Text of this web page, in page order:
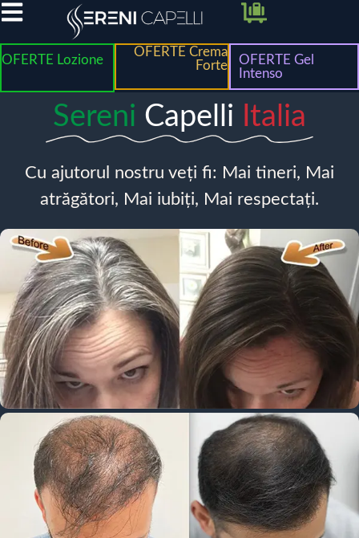
OFERTE Lozione
OFERTE Crema
Forte
OFERTE Gel
Intenso
Sereni Capelli Italia
Cu ajutorul nostru veți fi: Mai tineri, Mai
atrăgători, Mai iubiți, Mai respectați.